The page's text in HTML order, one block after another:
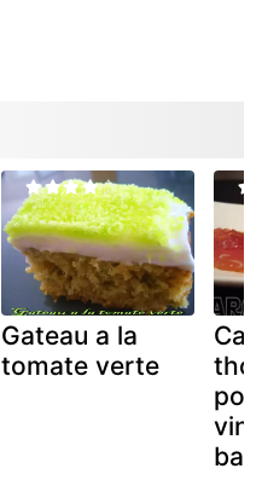
Gateau a la
tomate verte